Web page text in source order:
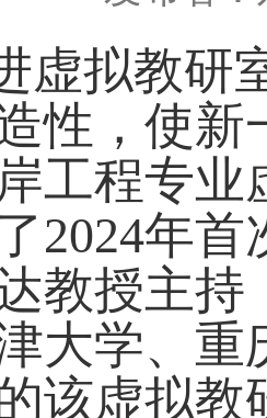
虚拟教研
性，使新
工程专业
了2024年
教授主
大学、重
该虚拟